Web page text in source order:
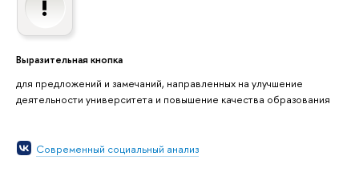
Выразительная кнопка
для предложений и замечаний, направленных на улучшение
деятельности университета и повышение качества образования
Современный социальный анализ